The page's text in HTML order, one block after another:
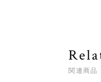
関連商品